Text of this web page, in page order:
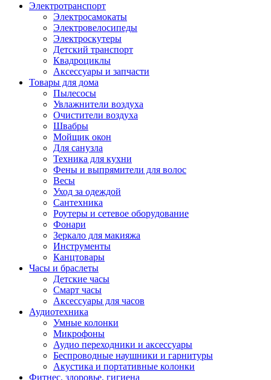
Электротранспорт
Электросамокаты
Электровелосипеды
Электроскутеры
Детский транспорт
Квадроциклы
Аксессуары и запчасти
Товары для дома
Пылесосы
Увлажнители воздуха
Очистители воздуха
Швабры
Мойщик окон
Для санузла
Техника для кухни
Фены и выпрямители для волос
Весы
Уход за одеждой
Сантехника
Роутеры и сетевое оборудование
Фонари
Зеркало для макияжа
Инструменты
Канцтовары
Часы и браслеты
Детские часы
Смарт часы
Аксессуары для часов
Аудиотехника
Умные колонки
Микрофоны
Аудио переходники и аксессуары
Беспроводные наушники и гарнитуры
Акустика и портативные колонки
Фитнес, здоровье, гигиена